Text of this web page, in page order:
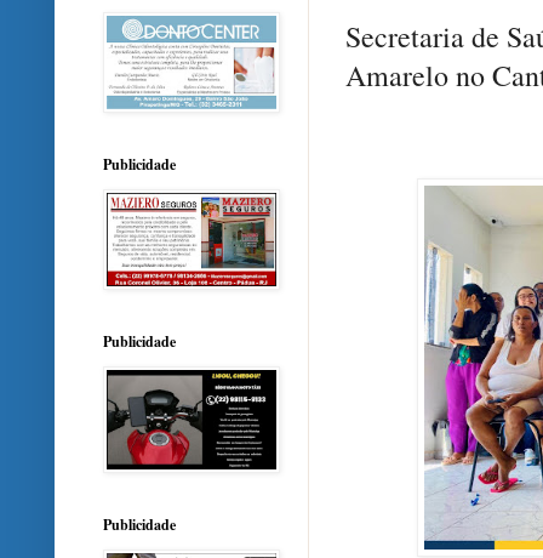
Secretaria de
Amarelo no
Publicidade
Publicidade
Publicidade